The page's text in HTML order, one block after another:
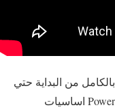
تعلم برنامج ميكروسوفت بوربوينت 2019 بالكامل من البداية حتي
الاحتراف ، يتناول كورس تعلم PowerPoint 2019 اساسيات